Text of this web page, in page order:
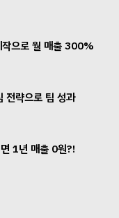
으로 월 매출 300%
전략으로 팀 성과
1년 매출 0원?!